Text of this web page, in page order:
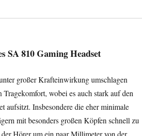
SA 810 Gaming Headset
großer Krafteinwirkung umschlagen
Tragekomfort, wobei es auch stark auf den
aufsitzt. Insbesondere die eher minimale
mit besonders großen Köpfen schnell zu